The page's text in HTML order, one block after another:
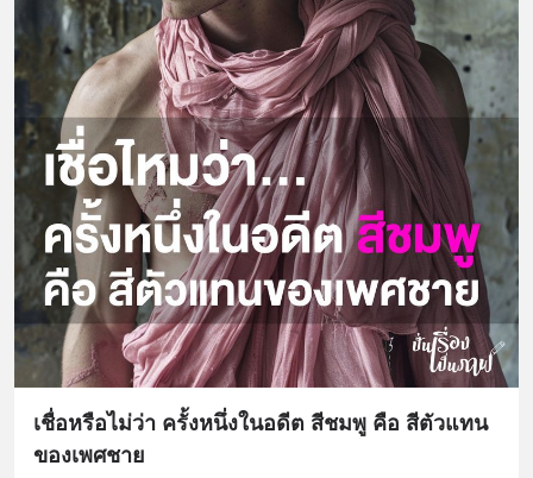
เชื่อหรือไม่ว่า ครั้งหนึ่งในอดีต สีชมพู คือ สีตัวแทน
ของเพศชาย